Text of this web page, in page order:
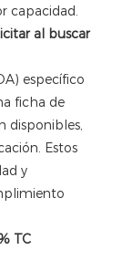
capacidad.
al buscar
específico
ficha de
disponibles,
Estos
y
TC